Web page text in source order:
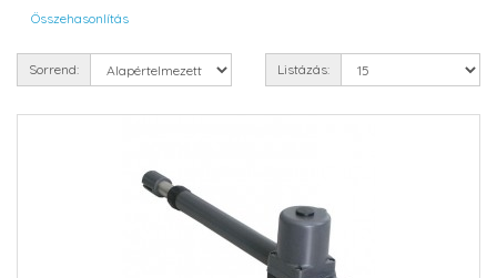
Összehasonlítás
Sorrend: Listázás: